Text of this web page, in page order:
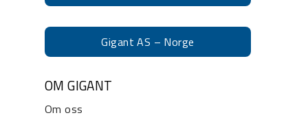
Gigant AS – Norge
OM GIGANT
Om oss